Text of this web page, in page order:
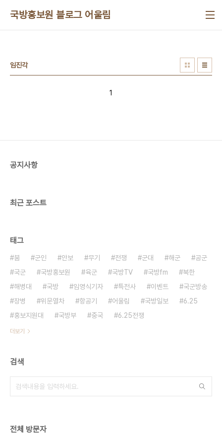
국방홍보원 블로그 어울림
임진각
1
공지사항
최근 포스트
태그
붐 군인 안보 무기 전쟁 군대 해군
공군
국군
국방홍보원 육군 국방TV 국방fm
북한
해병대
국방 임영식기자 특전사 이벤트
국군방송
장병
위문열차 항공기 어울림 국방일보
6.25
홍보지원대
국방부 중국 6.25전쟁
더보기
검색
전체 방문자